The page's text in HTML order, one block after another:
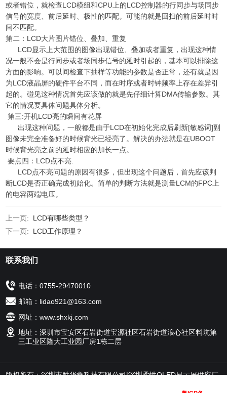
或者错位，就检查LCD模组和CPU上的LCD控制器的行同步与场同步
信号的宽度、前后延时、极性的匹配。可能的就是回扫的前后延时时
间不匹配。
第二：LCD大片图片错位、叠加、重复
LCD显示上大范围的图像出现错位、叠加或者重复，出现这种情
况一般不会是行同步或者场同步信号的延时引起的，基本可以排除这
方面的影响。可以间检查下抽样等功能的参数是否正常，还有就是因
为LCD液晶屏的硬件平台不同，而在时序或者时钟频率上存在差异引
起的。碰见这种情况首先应该做的就是先仔细计算DMA传输参数。其
它的情况要具体问题具体分析。
第三:开机LCD亮的瞬间有花屏
出现这种问题，一般都是由于LCD在初始化完成后刷新[敏感词]副
图像未完全准备好的时候背光已经亮了。解决的办法就是在UBOOT
时候背光亮之前的延时相应的加长一点。
要点四：LCD点不亮.
LCD点不亮问题的原因有很多，但出现这个问题后，首先应该判
断LCD是否正确完成初始化。简单的判断方法就是测量LCM的FPC上
的电容两端电压。
上一页: LCD有哪些类型？
下一页: LCD工作原理？
联系我们
电话：0755-29470010
邮箱：lidao921@163.com
网址：www.shxkj.com
地址：深圳市宝安区石岩街道宝源社区石岩街道浪心社区料坑第
三工业区隆大工业园厂房1栋二层
版权所有：深圳市胜华鑫科技有限公司|深圳柔性OLED显示屏供应厂